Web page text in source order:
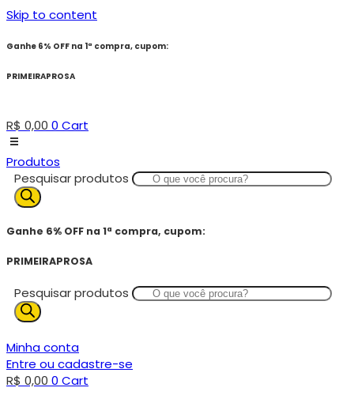
Skip to content
Ganhe 6% OFF na 1ª compra, cupom:
PRIMEIRAPROSA
R$ 0,00 0 Cart
Produtos
Pesquisar produtos
Ganhe 6% OFF na 1ª compra, cupom:
PRIMEIRAPROSA
Pesquisar produtos
Minha conta
Entre ou cadastre-se
R$ 0,00 0 Cart